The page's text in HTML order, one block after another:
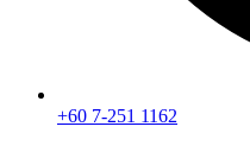
+60 7-251 1162